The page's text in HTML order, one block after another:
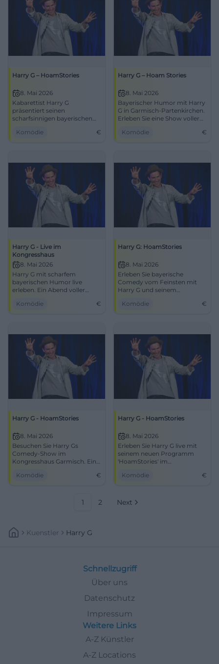
Harry G – HoamStories
8. Mai 2026
Kabarettist Harry G
präsentiert seinen
scharfsinnigen bayerischen
Garmisch-Partenkirchen am
Komödie €
Harry G – Hoam Stories
8. Mai 2026
Bayerischer Humor mit Harry
G in Garmisch-Partenkirchen.
Erleben Sie eine Show voller
2026.
Komödie €
Harry G - Live im
Kongresshaus
8. Mai 2026
Harry G mit scharfem
bayerischen Humor live
erleben. Ein Abend voller
Kongresshaus GaPa.
Komödie €
Harry G: HoamStories
8. Mai 2026
Erleben Sie bayerische
Comedy vom Feinsten mit
Harry G und seinem
Kongresszentrum Garmisch-
Komödie €
Harry G - HoamStories
8. Mai 2026
Besuchen Sie Harry Gs
Comedy-Show im
Kongresshaus Garmisch. Ein
bayerischem Witz erwartet
Komödie €
Harry G - HoamStories
8. Mai 2026
Erleben Sie Harry G live mit
seinem neuen Programm
'HoamStories' im
Komödie
€
1 2 Next
Kuenstler Harry G
Schnellzugriff
Über uns
Datenschutz
Impressum
Weitere Links
A-Z Künstler
A-Z Locations